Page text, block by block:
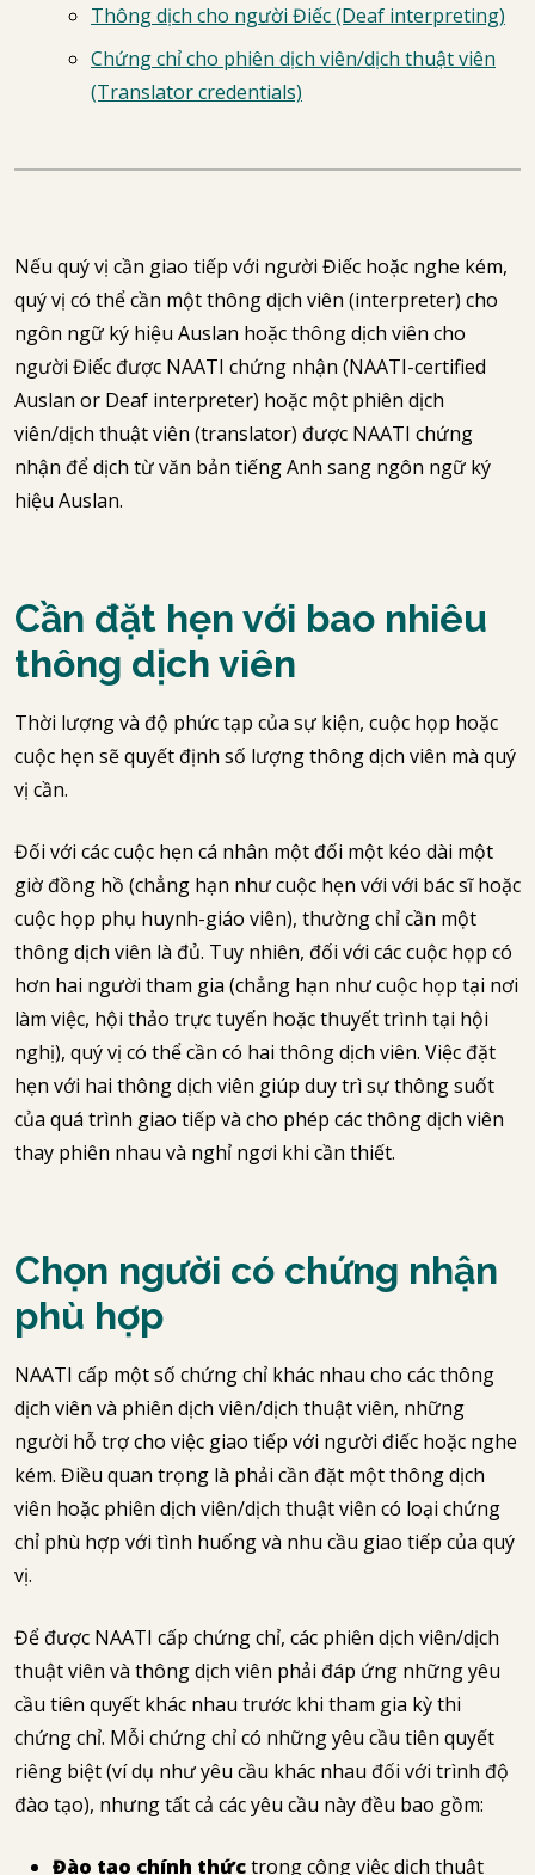
Thông dịch cho người Điếc (Deaf interpreting)
Chứng chỉ cho phiên dịch viên/dịch thuật viên
(Translator credentials)
Nếu quý vị cần giao tiếp với người Điếc hoặc nghe kém,
quý vị có thể cần một thông dịch viên (interpreter) cho
ngôn ngữ ký hiệu Auslan hoặc thông dịch viên cho
người Điếc được NAATI chứng nhận (NAATI-certified
Auslan or Deaf interpreter) hoặc một phiên dịch
viên/dịch thuật viên (translator) được NAATI chứng
nhận để dịch từ văn bản tiếng Anh sang ngôn ngữ ký
hiệu Auslan.
Cần đặt hẹn với bao nhiêu
thông dịch viên
Thời lượng và độ phức tạp của sự kiện, cuộc họp hoặc
cuộc hẹn sẽ quyết định số lượng thông dịch viên mà quý
vị cần.
Đối với các cuộc hẹn cá nhân một đối một kéo dài một
giờ đồng hồ (chẳng hạn như cuộc hẹn với với bác sĩ hoặc
cuộc họp phụ huynh-giáo viên), thường chỉ cần một
thông dịch viên là đủ. Tuy nhiên, đối với các cuộc họp có
hơn hai người tham gia (chẳng hạn như cuộc họp tại nơi
làm việc, hội thảo trực tuyến hoặc thuyết trình tại hội
nghị), quý vị có thể cần có hai thông dịch viên. Việc đặt
hẹn với hai thông dịch viên giúp duy trì sự thông suốt
của quá trình giao tiếp và cho phép các thông dịch viên
thay phiên nhau và nghỉ ngơi khi cần thiết.
Chọn người có chứng nhận
phù hợp
NAATI cấp một số chứng chỉ khác nhau cho các thông
dịch viên và phiên dịch viên/dịch thuật viên, những
người hỗ trợ cho việc giao tiếp với người điếc hoặc nghe
kém. Điều quan trọng là phải cần đặt một thông dịch
viên hoặc phiên dịch viên/dịch thuật viên có loại chứng
chỉ phù hợp với tình huống và nhu cầu giao tiếp của quý
vị.
Để được NAATI cấp chứng chỉ, các phiên dịch viên/dịch
thuật viên và thông dịch viên phải đáp ứng những yêu
cầu tiên quyết khác nhau trước khi tham gia kỳ thi
chứng chỉ. Mỗi chứng chỉ có những yêu cầu tiên quyết
riêng biệt (ví dụ như yêu cầu khác nhau đối với trình độ
đào tạo), nhưng tất cả các yêu cầu này đều bao gồm:
Đào tạo chính thứctrong công việc dịch thuật